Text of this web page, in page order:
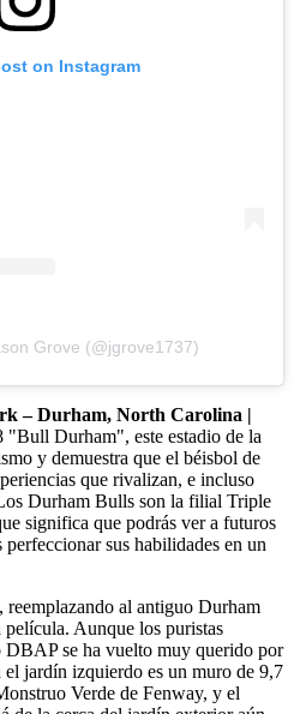
on Instagram
Grove (@jgrove1737)
– Durham, North Carolina |
"Bull Durham", este estadio de la
y demuestra que el béisbol de
que rivalizan, e incluso
Durham Bulls son la filial Triple
significa que podrás ver a futuros
sus habilidades en un
reemplazando al antiguo Durham
Aunque los puristas
se ha vuelto muy querido por
jardín izquierdo es un muro de 9,7
Verde de Fenway, y el